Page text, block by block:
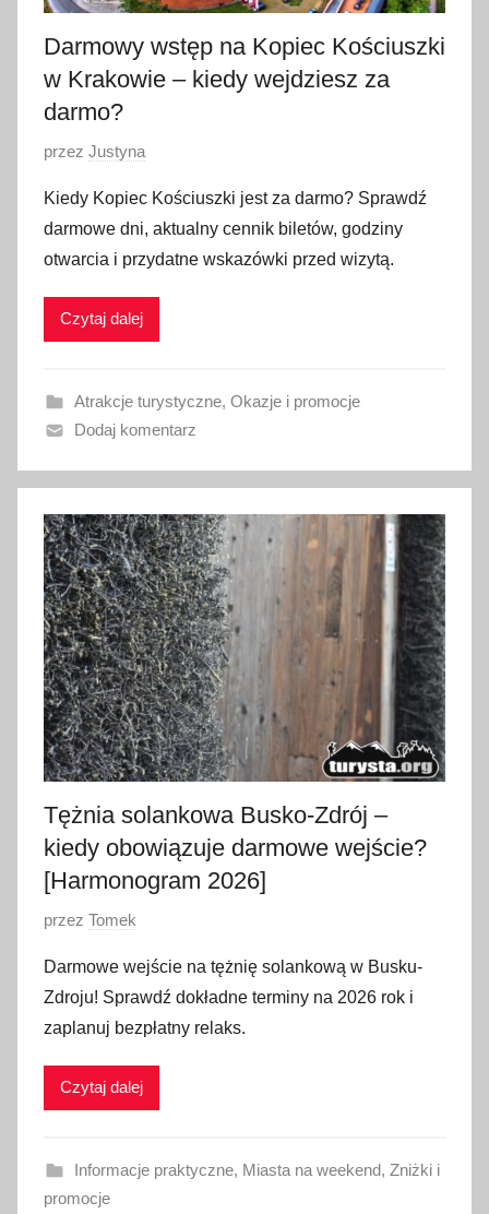
Darmowy wstęp na Kopiec Kościuszki
w Krakowie – kiedy wejdziesz za
darmo?
O
u
b
l
i
a
n
2
1
l
i
p
c
a
2
0
2
6
przez Justyna
Kiedy Kopiec Kościuszki jest za darmo? Sprawdź
darmowe dni, aktualny cennik biletów, godziny
otwarcia i przydatne wskazówki przed wizytą.
Czytaj dalej
Atrakcje turystyczne, Okazje i promocje
Dodaj komentarz
Tężnia solankowa Busko-Zdrój –
kiedy obowiązuje darmowe wejście?
[Harmonogram 2026]
O
u
b
l
i
a
n
przez Tomek
Darmowe wejście na tężnię solankową w Busku-
Zdroju! Sprawdź dokładne terminy na 2026 rok i
zaplanuj bezpłatny relaks.
Czytaj dalej
Informacje praktyczne, Miasta na weekend, Zniżki i
promocje